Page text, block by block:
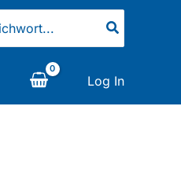
Log In